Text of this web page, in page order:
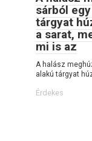
sárból
tárgyat
a sarat,
mi is az
A halász
alakú tárgyat
Érdekes